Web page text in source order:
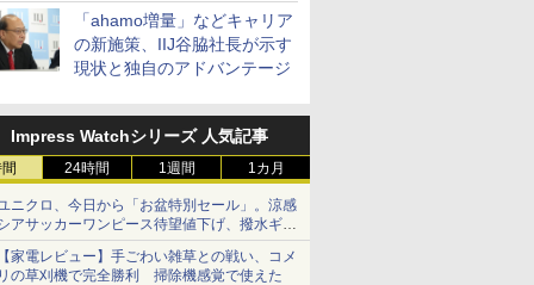
「ahamo増量」などキャリア
の新施策、IIJ谷脇社長が示す
現状と独自のアドバンテージ
Impress Watchシリーズ 人気記事
24時間 1週間 1カ月
ニクロ、今日から「お盆特別セール」。涼感
アサッカーワンピース待望値下げ、撥水ギア
ョーツは1990円に
家電レビュー】手ごわい雑草との戦い、コメ
の草刈機で完全勝利 掃除機感覚で使えた